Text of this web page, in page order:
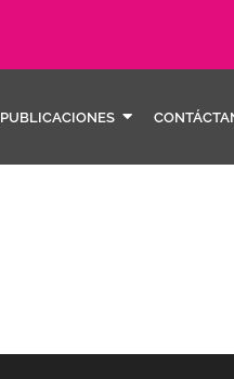
PUBLICACIONES